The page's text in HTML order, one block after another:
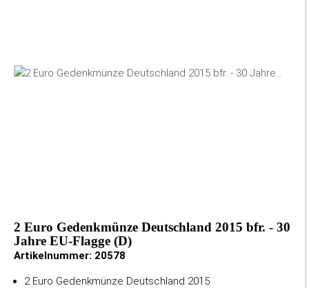
2 Euro Gedenkmünze Deutschland 2015 bfr. - 30
Jahre EU-Flagge (D)
Artikelnummer: 20578
2 Euro Gedenkmünze Deutschland 2015